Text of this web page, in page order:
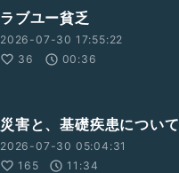
ラブユー貧乏
2026-07-30 17:55:22
36
00:36
災害と、基礎疾患について
2026-07-30 05:04:31
165
11:34